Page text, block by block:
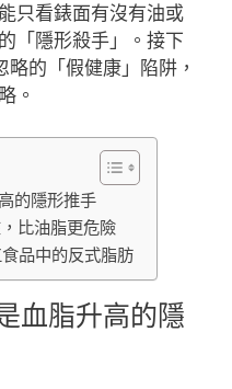
只看錶面有沒有油或
「隱形殺手」。接下
的「假健康」陷阱，
。
的隱形推手
比油脂更危險
品中的反式脂肪
血脂升高的隱